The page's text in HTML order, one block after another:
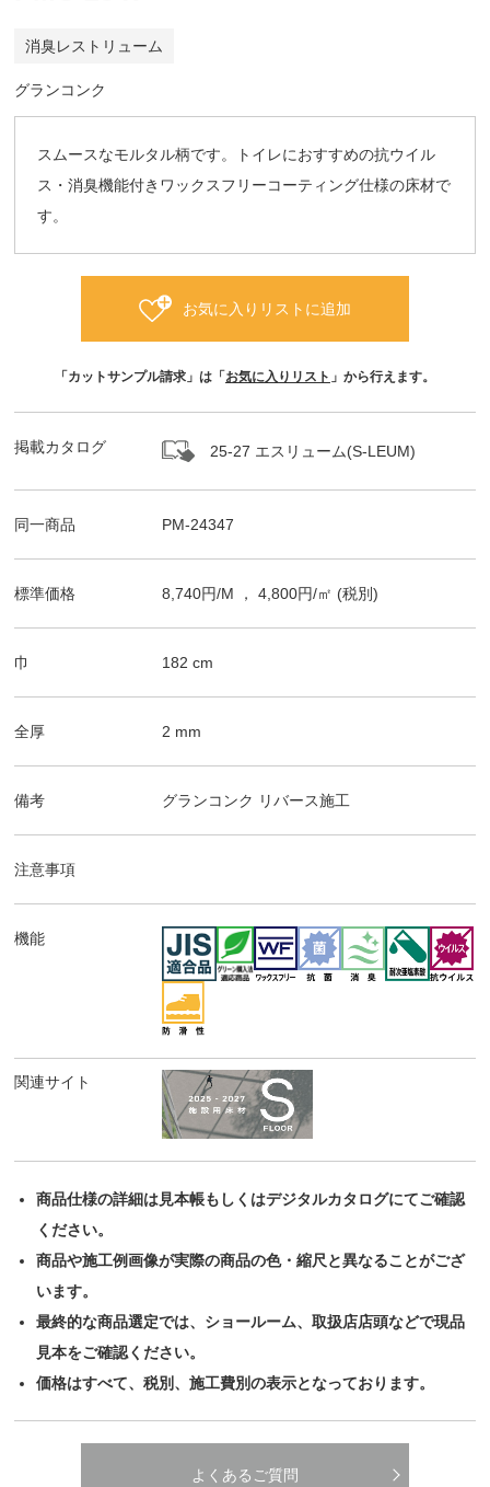
消臭レストリューム
グランコンク
スムースなモルタル柄です。トイレにおすすめの抗ウイル
ス・消臭機能付きワックスフリーコーティング仕様の床材で
す。
お気に入りリストに追加
「カットサンプル請求」は「 お気に入りリスト 」から行えます。
掲載カタログ 25-27 エスリューム(S-LEUM)
同一商品 PM-24347
標準価格 8,740円/M ，4,800円/㎡ (税別)
巾 182 cm
全厚 2 mm
備考 グランコンク リバース施工
注意事項
機能
関連サイト
商品仕様の詳細は見本帳もしくはデジタルカタログにてご確認
ください。
商品や施工例画像が実際の商品の色・縮尺と異なることがござ
います。
最終的な商品選定では、ショールーム、取扱店店頭などで現品
見本をご確認ください。
価格はすべて、税別、施工費別の表示となっております。
よくあるご質問